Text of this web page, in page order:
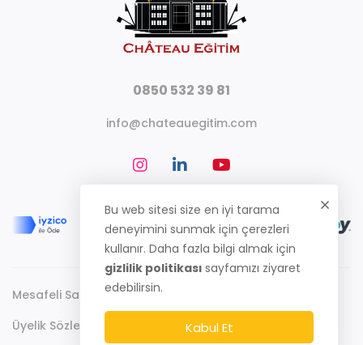
0850 532 39 81
info@chateauegitim.com
Mesafeli Satış Sözleşmesi
Üyelik Sözleşmesi
Bu web sitesi size en iyi tarama
deneyimini sunmak için çerezleri
kullanır. Daha fazla bilgi almak için
gizlilik politikası sayfamızı ziyaret
edebilirsin.
Kabul Et